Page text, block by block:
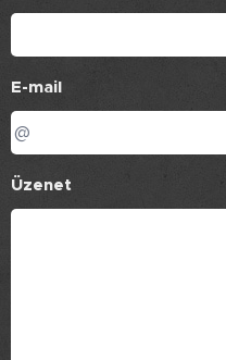
E-mail
Üzenet